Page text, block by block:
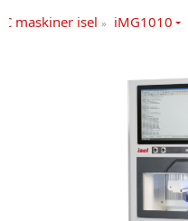
maskiner isel» iMG1010